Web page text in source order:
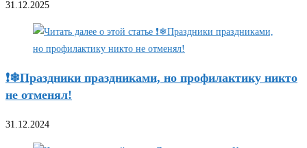
31.12.2025
❗❄Праздники праздниками, но профилактику никто
не отменял!
31.12.2024